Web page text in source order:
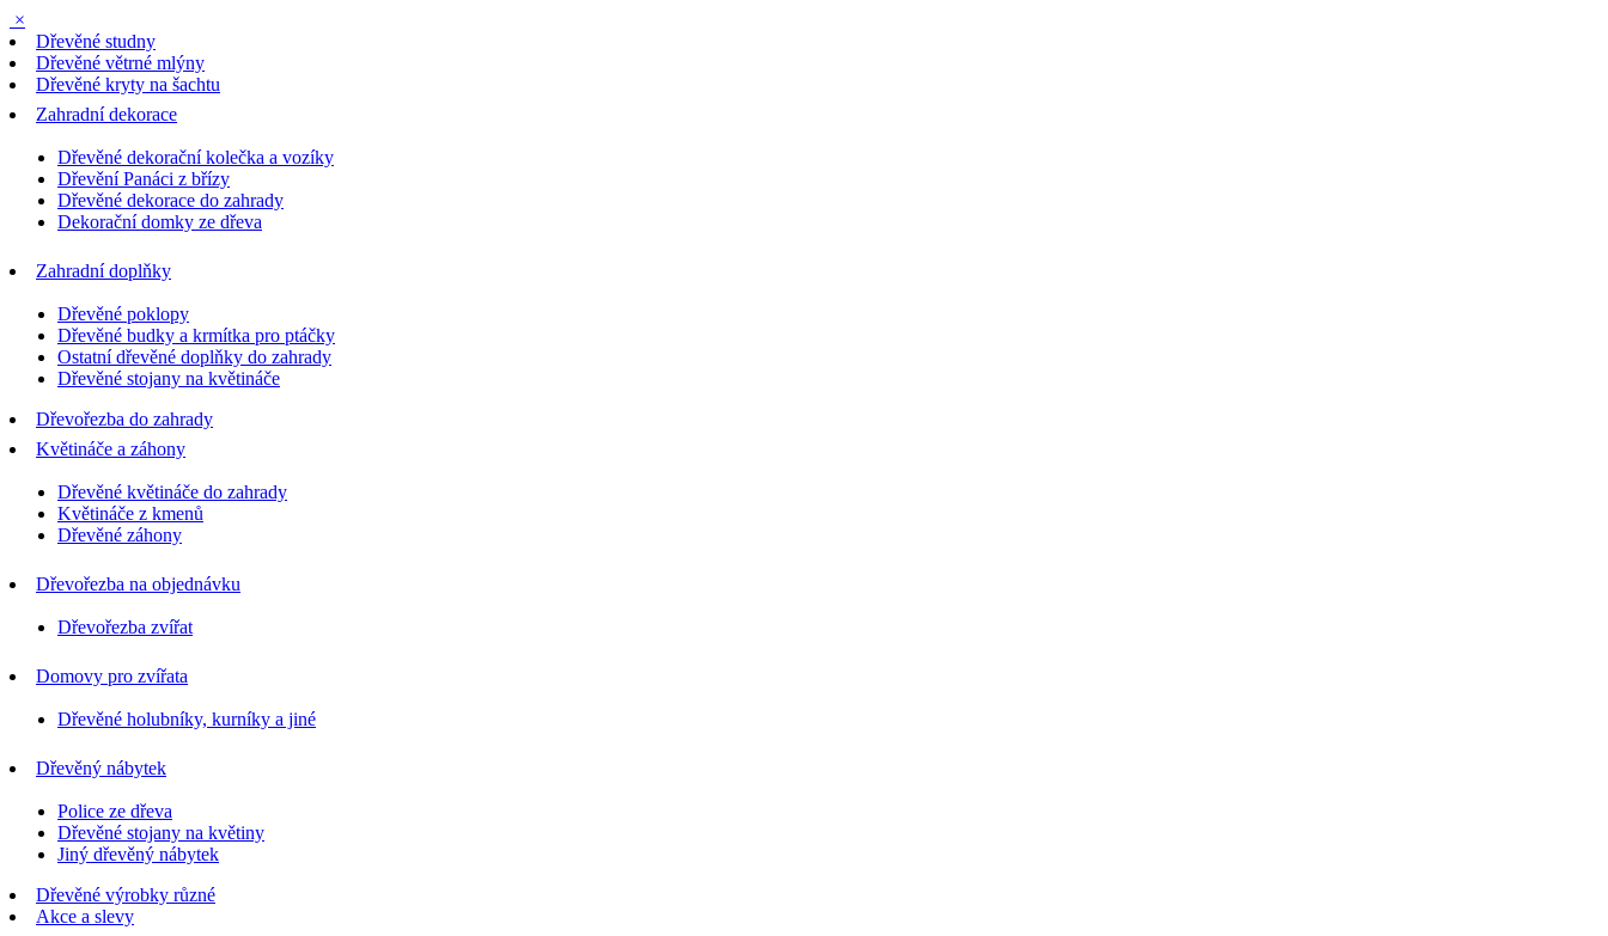
×
Dřevěné studny
Dřevěné větrné mlýny
Dřevěné kryty na šachtu
Zahradní dekorace
Dřevěné dekorační kolečka a vozíky
Dřevění Panáci z břízy
Dřevěné dekorace do zahrady
Dekorační domky ze dřeva
Zahradní doplňky
Dřevěné poklopy
Dřevěné budky a krmítka pro ptáčky
Ostatní dřevěné doplňky do zahrady
Dřevěné stojany na květináče
Dřevořezba do zahrady
Květináče a záhony
Dřevěné květináče do zahrady
Květináče z kmenů
Dřevěné záhony
Dřevořezba na objednávku
Dřevořezba zvířat
Domovy pro zvířata
Dřevěné holubníky, kurníky a jiné
Dřevěný nábytek
Police ze dřeva
Dřevěné stojany na květiny
Jiný dřevěný nábytek
Dřevěné výrobky různé
Akce a slevy